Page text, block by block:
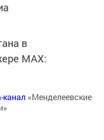
в
MАХ:
канал «Менделеевские